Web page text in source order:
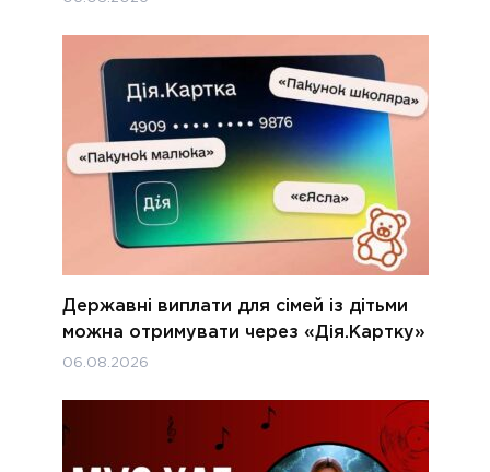
Державні виплати для сімей із дітьми
можна отримувати через «Дія.Картку»
06.08.2026